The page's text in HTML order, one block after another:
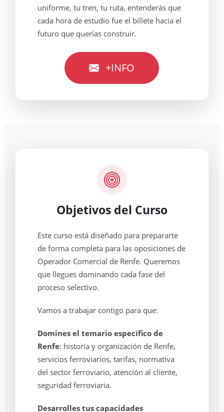
uniforme, tu tren, tu ruta, entenderás que
cada hora de estudio fue el billete hacia el
futuro que querías construir.
+INFO
Objetivos del Curso
Este curso está diseñado para prepararte
de forma completa para las oposiciones de
Operador Comercial de Renfe. Queremos
que llegues dominando cada fase del
proceso selectivo.
Vamos a trabajar contigo para que:
Domines el temario específico de
Renfe: historia y organización de Renfe,
servicios ferroviarios, tarifas, normativa
del sector ferroviario, atención al cliente,
seguridad ferroviaria.
Desarrolles tus capacidades